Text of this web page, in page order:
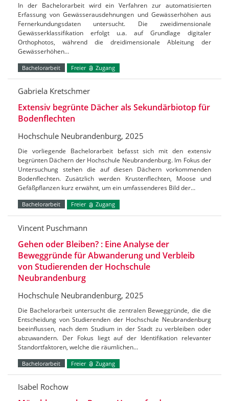
In der Bachelorarbeit wird ein Verfahren zur automatisierten
Erfassung von Gewässerausdehnungen und Gewässerhöhen aus
Fernerkundungsdaten untersucht. Die zweidimensionale
Gewässerklassifikation erfolgt u.a. auf Grundlage digitaler
Orthophotos, während die dreidimensionale Ableitung der
Gewässerhöhen…
Bachelorarbeit Freier Zugang
Gabriela Kretschmer
Extensiv begrünte Dächer als Sekundärbiotop für
Bodenflechten
Hochschule Neubrandenburg, 2025
Die vorliegende Bachelorarbeit befasst sich mit den extensiv
begrünten Dächern der Hochschule Neubrandenburg. Im Fokus der
Untersuchung stehen die auf diesen Dächern vorkommenden
Bodenflechten. Zusätzlich werden Krustenflechten, Moose und
Gefäßpflanzen kurz erwähnt, um ein umfassenderes Bild der…
Bachelorarbeit Freier Zugang
Vincent Puschmann
Gehen oder Bleiben? : Eine Analyse der
Beweggründe für Abwanderung und Verbleib
von Studierenden der Hochschule
Neubrandenburg
Hochschule Neubrandenburg, 2025
Die Bachelorarbeit untersucht die zentralen Beweggründe, die die
Entscheidung von Studierenden der Hochschule Neubrandenburg
beeinflussen, nach dem Studium in der Stadt zu verbleiben oder
abzuwandern. Der Fokus liegt auf der Identifikation relevanter
Standortfaktoren, welche die räumlichen…
Bachelorarbeit Freier Zugang
Isabel Rochow